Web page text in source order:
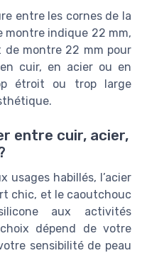
entre les cornes de la
montre indique 22 mm,
de montre 22 mm pour
cuir, en acier ou en
étroit ou trop large
entre cuir, acier,
usages habillés, l’acier
chic, et le caoutchouc
aux activités
dépend de votre
sensibilité de peau